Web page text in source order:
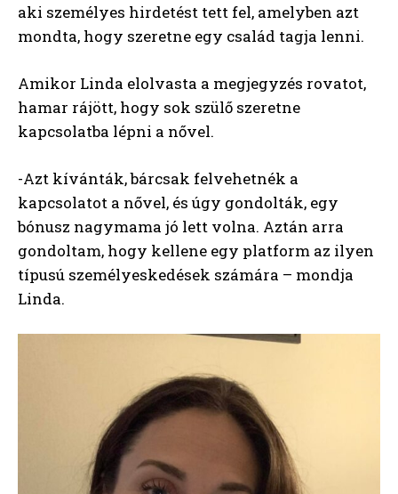
aki személyes hirdetést tett fel, amelyben azt
mondta, hogy szeretne egy család tagja lenni.
Amikor Linda elolvasta a megjegyzés rovatot,
hamar rájött, hogy sok szülő szeretne
kapcsolatba lépni a nővel.
-Azt kívánták, bárcsak felvehetnék a
kapcsolatot a nővel, és úgy gondolták, egy
bónusz nagymama jó lett volna. Aztán arra
gondoltam, hogy kellene egy platform az ilyen
típusú személyeskedések számára – mondja
Linda.